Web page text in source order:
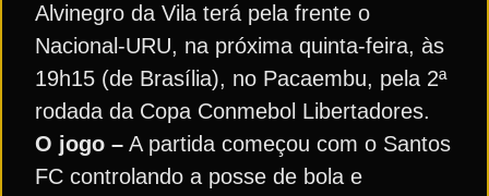
Alvinegro da Vila terá pela frente o
Nacional-URU, na próxima quinta-feira, às
19h15 (de Brasília), no Pacaembu, pela 2ª
rodada da Copa Conmebol Libertadores.
O jogo – A partida começou com o Santos
FC controlando a posse de bola e